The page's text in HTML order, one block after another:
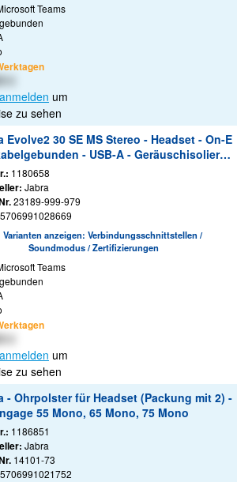
Teams
anmelden um
zu sehen
Evolve2 30 SE MS Stereo - Headset - On-E
- USB-A - Geräuschisolierun
für Microsoft Teams
1180658
Jabra
23189-999-979
5706991028669
Varianten anzeigen: Verbindungsschnittstellen /
Soundmodus / Zertifizierungen
Teams
€
anmelden um
zu sehen
- Ohrpolster für Headset (Packung mit 2) -
55 Mono, 65 Mono, 75 Mono
1186851
Jabra
14101-73
5706991021752